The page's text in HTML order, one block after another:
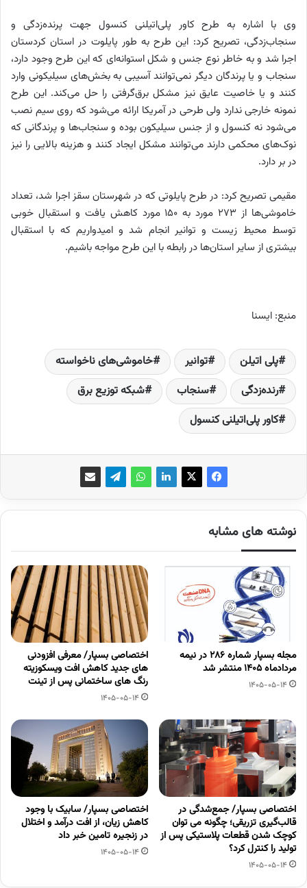
وی با اشاره به طرح کاور پلی‌اتیلنی کنسول جهت پرنده‌زدگی و
سنجاب‌زدگی، تصریح کرد: این طرح به طور پایلوت در استان کردستان
اجرا شد و به خاطر نوع جنس و شکل استوانه‌ای که این طرح وجود دارد،
سنجاب و یا پرندگان دیگر نمی‌توانند آسیبی به بخش‌های سیلیکونی وارد
کنند و یا خاصیت عایق نیز مشکل برق‌گرفتی را حل می‌کند. این طرح
نمونه خارجی ندارد ولی طرحی در آمریکا ارائه می‌شود که روی سیم نصب
می‌شود نه کنسول و از جنس سیلیکون بوده و سنجاب‌ها و پرندگانی که
نوک‌های محکمی دارند می‌توانند مشکل ایجاد کنند و هزینه بالایی را نیز
در بر دارد.
مقیمی تصریح کرد: در طرح پایلوتی که در شهرستان سقز اجرا شد، تعداد
خاموشی‌ها از 273 مورد به 150 مورد کاهش یافت و استقبال خوبی
توسط محیط ‌زیست و توانیر انجام شد و امیدواریم که با استقبال
بیشتری از سایر استان‌ها در رابطه با این طرح مواجه باشیم.
منبع: ایسنا
پلی اتیلن توانیر
خاموشی‌های ناخواسته
رنده‌زدگی
سنجاب
شبکه توزیع برق
کاور پلی‌اتیلنی کنسول
نوشته های مشابه
مجله بسپار شماره 286 در نیمه
مردادماه 1405 منتشر شد
1405-05-14
اختصاصی بسپار/ معرفی افزودنی
های جدید کاهش افت ویسکوزیته
رنگ های ساختمانی پس از تینت
1405-05-14
اختصاصی بسپار/ جمع‌شدگی در
قالب‌گیری تزریقی؛ چگونه می توان
کوچک شدن قطعات پلاستیکی پس از
تولید را کنترل کرد؟
1405-05-14
اختصاصی بسپار/ سابیک با وجود
کاهش زیان، از افت درآمد و اختلال
در زنجیره تامین خبر داد
1405-05-14